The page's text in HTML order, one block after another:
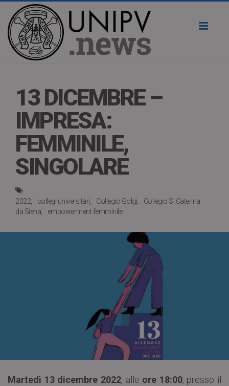
13 DICEMBRE –
IMPRESA:
FEMMINILE,
SINGOLARE
2022 collegi universitari Collegio Golgi
Collegio S. Caterina
da Siena
empowerment femminile
Martedì 13 dicembre 2022, alle ore 18:00, presso il